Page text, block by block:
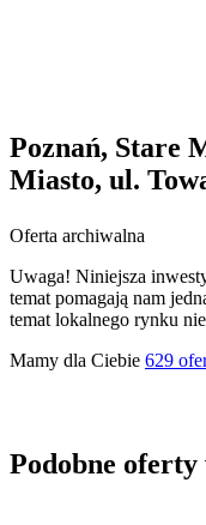
Poznań, Stare
Miasto, ul.
Oferta archiwalna
Uwaga! Niniejsza
temat pomagają nam
temat lokalnego rynku
Mamy dla Ciebie 629
Podobne